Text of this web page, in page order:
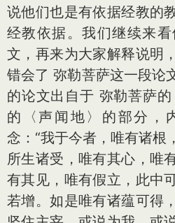
说他们也是有依据经教的
经教依据。我们继续来
文，再来为大家解释说明
错会了 弥勒菩萨这一段论
的论文出自于 弥勒菩萨
的〈声闻地〉的部分，
念：“我于今者，唯有诸根
所生诸受，唯有其心，唯
有其见，唯有假立，此中
若增。如是唯有诸蕴可得